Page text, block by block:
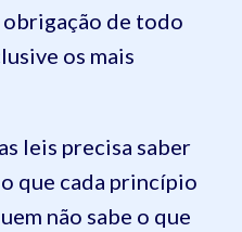
de todo
os mais
leis precisa saber
que cada princípio
não sabe o que